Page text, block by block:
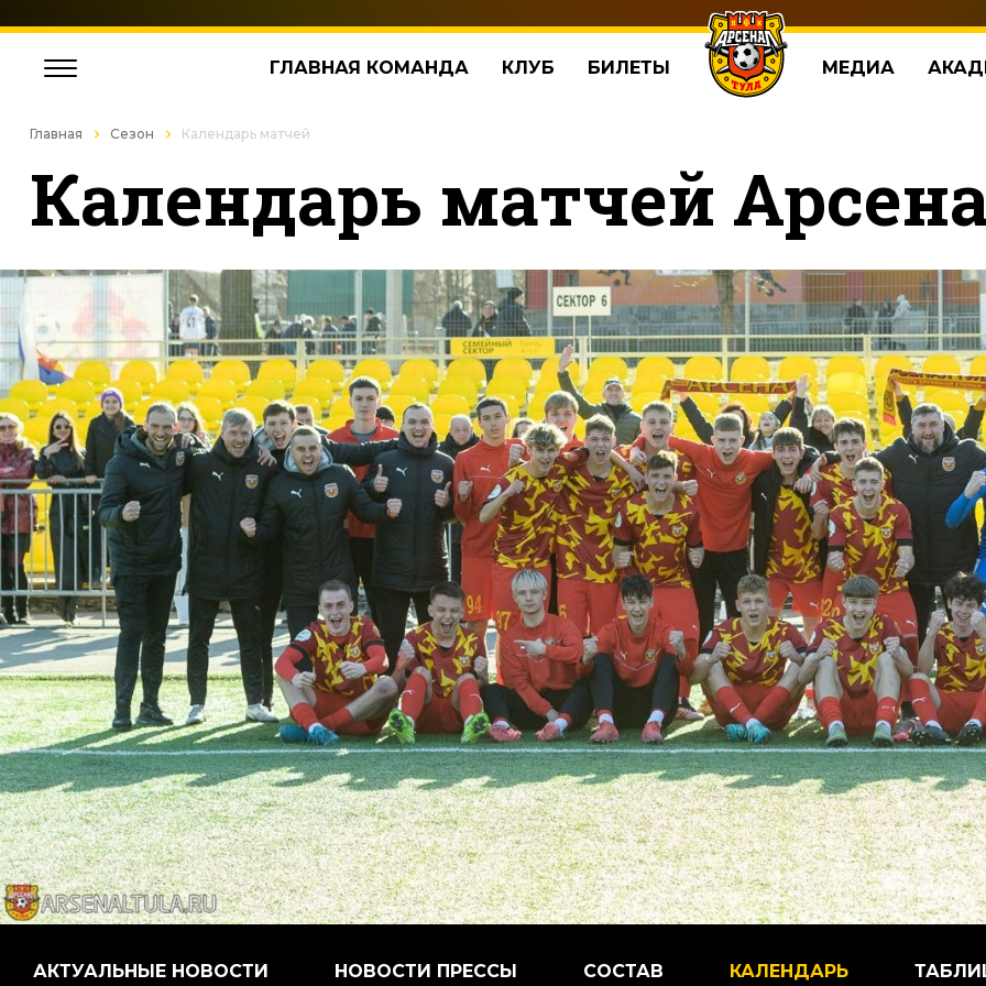
ГЛАВНАЯ КОМАНДА КЛУБ БИЛЕТЫ МЕДИА
Главная Сезон Календарь матчей
Календарь матчей
АКТУАЛЬНЫЕ НОВОСТИ НОВОСТИ ПРЕССЫ СОСТАВ КАЛЕНДАРЬ